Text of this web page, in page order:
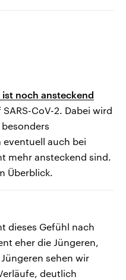
noch ansteckend
CoV-2. Dabei wird
auch bei
mehr ansteckend sind.
Überblick.
dieses Gefühl nach
eher die Jüngeren,
sehen wir
deutlich